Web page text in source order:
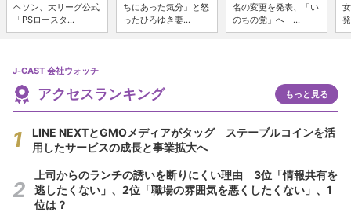
ヘソン、大リーグ公式
「PSロースタ...
ちにあった気分」と怒
ったひろゆき妻...
名の変更を発表、「い
のちの党」へ ...
J-CAST 会社ウォッチ
アクセスランキング もっと見る
LINE NEXTとGMOメディアがタッグ ステーブルコインを活
用したサービスの成長と事業拡大へ
上司からのランチの誘いを断りにくい理由 3位「情報共有を
逃したくない」、2位「職場の雰囲気を悪くしたくない」、1
位は？